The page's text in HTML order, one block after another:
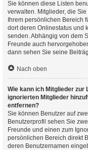
Sie können diese Listen
verwalten. Mitglieder, die
Ihrem persönlichen Bereich
dort deren Onlinestatus und
senden. Abhängig von dem
Freunde auch
dann sehen Sie seine
Nach oben
Wie kann ich Mitglieder zur
ignorierten Mitglieder
entfernen?
Sie können Benutzer auf
Benutzerprofil sehen Sie
Freunde und einen zum
persönlichen Bereich direkt
deren Benutzernamen